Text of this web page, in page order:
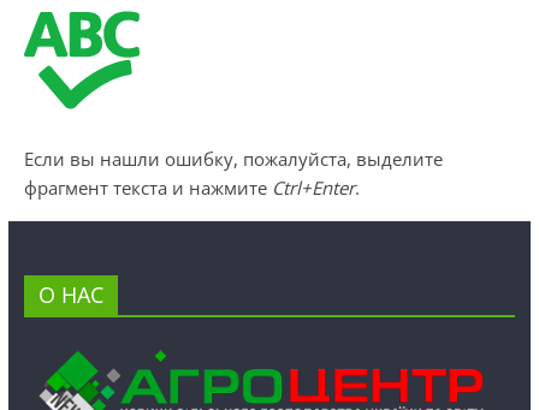
Если вы нашли ошибку, пожалуйста, выделите
фрагмент текста и нажмите Ctrl+Enter.
О НАС